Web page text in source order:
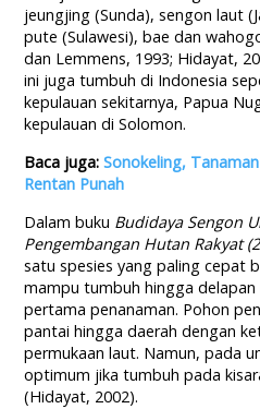
jeungjing (Sunda), sengon laut
pute (Sulawesi), bae dan
dan Lemmens, 1993; Hidayat,
ini juga tumbuh di Indonesia
kepulauan sekitarnya, Papua
kepulauan di Solomon.
Baca juga:Sonokeling,
Rentan Punah
Dalam buku Budidaya Sengon
Pengembangan Hutan Rakyat
satu spesies yang paling cepat
mampu tumbuh hingga
pertama penanaman. Pohon
pantai hingga daerah dengan
permukaan laut. Namun, pada
optimum jika tumbuh pada
(Hidayat, 2002).